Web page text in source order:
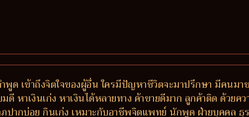
พูด เข้าถึงจิตใจของผู้อื่น ใครมีปัญหาชีวิตจะมาปรึกษา มีคนม
ดี หาเงินเก่ง หาเงินได้หลายทาง ค้าขายดีมาก ลูกค้าติด ด้วย
ปากบ่อย กินเก่ง เหมาะกับอาชีพจิตแพทย์ นักพูด ฝ่ายบุคคล ธุ